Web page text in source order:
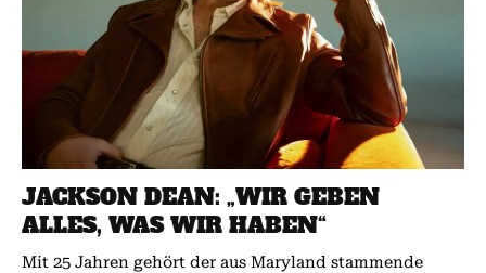
JACKSON DEAN: „WIR GEBEN
ALLES, WAS WIR HABEN“
Mit 25 Jahren gehört der aus Maryland stammende